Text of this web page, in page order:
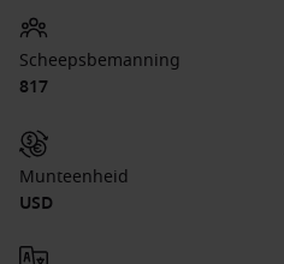
Scheepsbemanning
817
Munteenheid
USD